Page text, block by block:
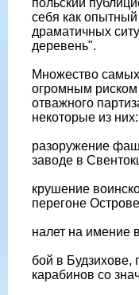
польский
себя как
драматичных
деревень".
Множество
огромным риском
отважного
некоторые из них:
разоружение
заводе в
крушение
перегоне
налет на имение
бой в Будзихове,
карабинов со